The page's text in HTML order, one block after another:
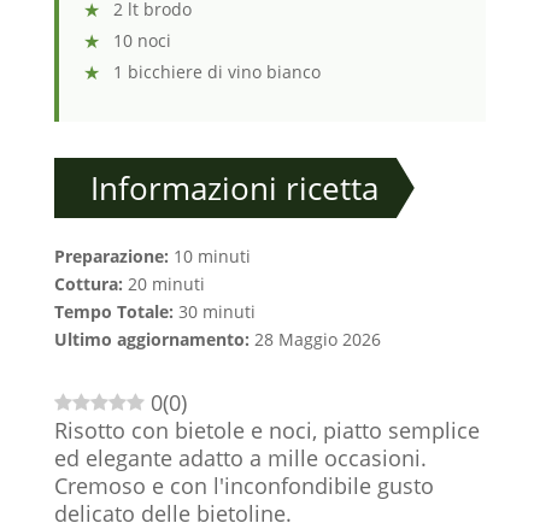
2 lt brodo
10 noci
1 bicchiere di vino bianco
Informazioni ricetta
Preparazione: 10 minuti
Cottura: 20 minuti
Tempo Totale: 30 minuti
Ultimo aggiornamento: 28 Maggio 2026
0(0)
Risotto con bietole e noci, piatto semplice
ed elegante adatto a mille occasioni.
Cremoso e con l'inconfondibile gusto
delicato delle bietoline.